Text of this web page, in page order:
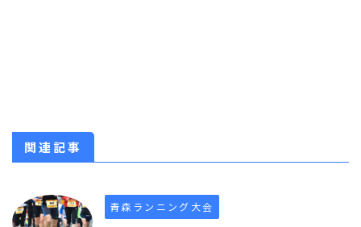
関連記事
青森ランニング大会